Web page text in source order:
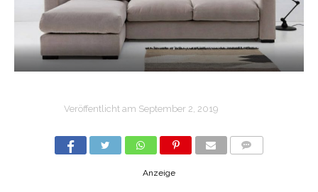
Veröffentlicht am September 2, 2019
Anzeige